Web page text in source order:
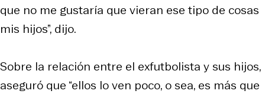
que no me gustaría que vieran ese tipo de cosas
mis hijos”, dijo.
Sobre la relación entre el exfutbolista y sus hijos,
aseguró que “ellos lo ven poco, o sea, es más que